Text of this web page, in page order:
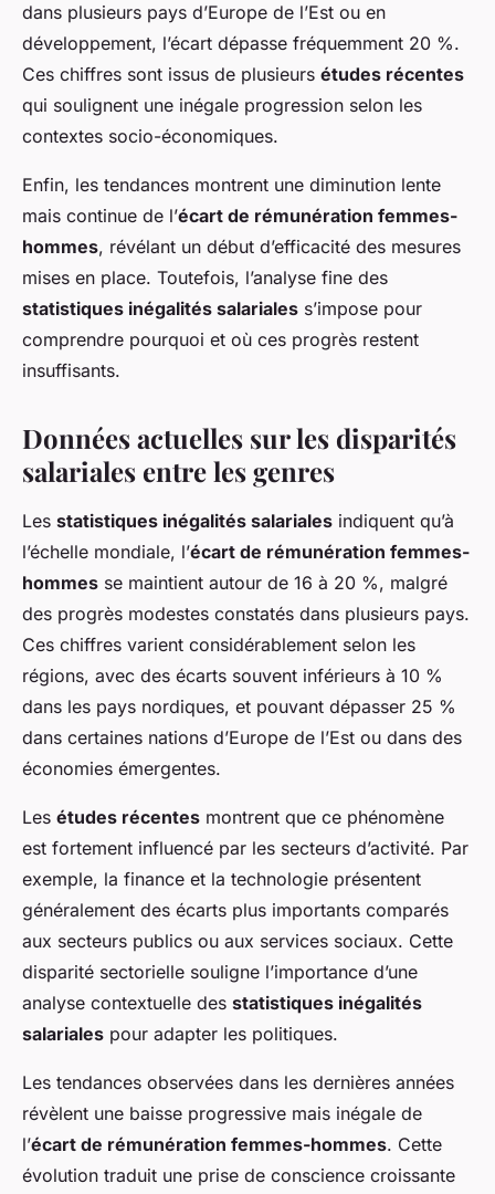
dans plusieurs pays d’Europe de l’Est ou en
développement, l’écart dépasse fréquemment 20 %.
Ces chiffres sont issus de plusieurs études récentes
qui soulignent une inégale progression selon les
contextes socio-économiques.
Enfin, les tendances montrent une diminution lente
mais continue de l’écart de rémunération femmes-
hommes, révélant un début d’efficacité des mesures
mises en place. Toutefois, l’analyse fine des
statistiques inégalités salariales s’impose pour
comprendre pourquoi et où ces progrès restent
insuffisants.
Données actuelles sur les disparités
salariales entre les genres
Les statistiques inégalités salariales indiquent qu’à
l’échelle mondiale, l’écart de rémunération femmes-
hommes se maintient autour de 16 à 20 %, malgré
des progrès modestes constatés dans plusieurs pays.
Ces chiffres varient considérablement selon les
régions, avec des écarts souvent inférieurs à 10 %
dans les pays nordiques, et pouvant dépasser 25 %
dans certaines nations d’Europe de l’Est ou dans des
économies émergentes.
Les études récentes montrent que ce phénomène
est fortement influencé par les secteurs d’activité. Par
exemple, la finance et la technologie présentent
généralement des écarts plus importants comparés
aux secteurs publics ou aux services sociaux. Cette
disparité sectorielle souligne l’importance d’une
analyse contextuelle des statistiques inégalités
salariales pour adapter les politiques.
Les tendances observées dans les dernières années
révèlent une baisse progressive mais inégale de
l’écart de rémunération femmes-hommes. Cette
évolution traduit une prise de conscience croissante